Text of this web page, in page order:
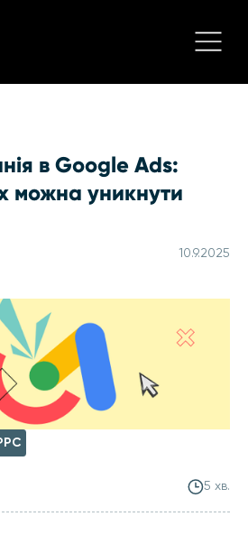
в Google Ads:
можна уникнути
10.9.2025
5 хв.